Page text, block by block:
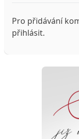
Pro přidávání
přihlásit.